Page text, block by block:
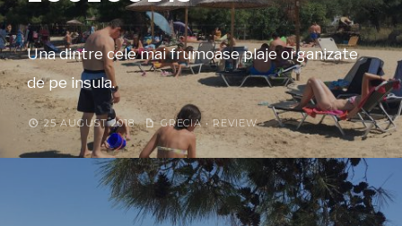
Una dintre cele mai frumoase plaje organizate
de pe insula.
25 AUGUST 2018 GRECIA •REVIEW